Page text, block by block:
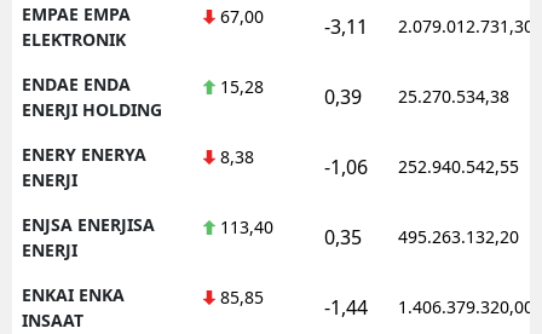
EMPAE EMPA
ELEKTRONIK
67,00 -3,11 2.079.012.731,30
ENDAE ENDA
ENERJI HOLDING
15,28 0,39 25.270.534,38
ENERY ENERYA
ENERJI
8,38 -1,06 252.940.542,55
ENJSA ENERJISA
ENERJI
113,40 0,35 495.263.132,20
ENKAI ENKA
INSAAT
85,85 -1,44 1.406.379.320,00